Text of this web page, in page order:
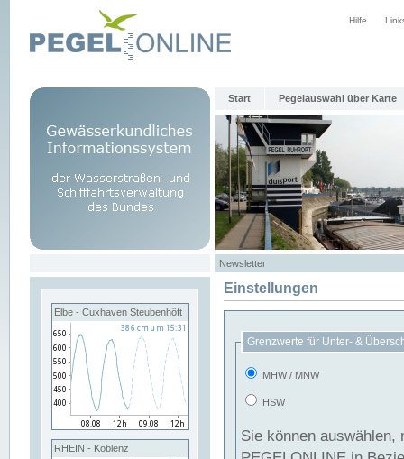
Hilfe
Start Pegelauswahl über Karte
Newsletter
Elbe - Cuxhaven Steubenhöft
RHEIN - Koblenz
Einstellungen
Grenzwerte für Unter- &
MHW / MNW
HSW
Sie können